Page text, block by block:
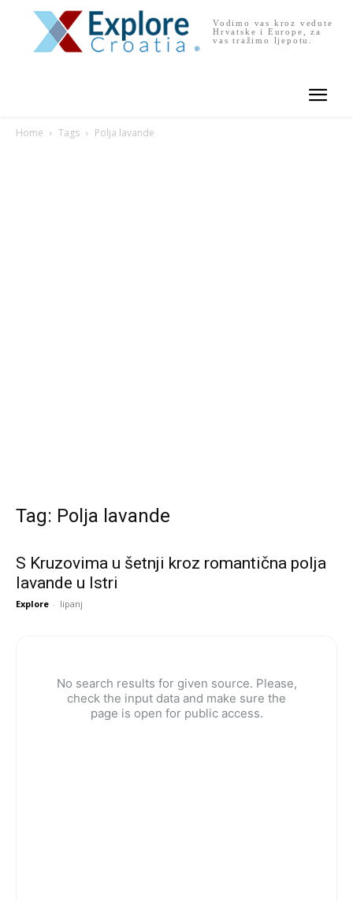
Vodimo vas kroz vedute
Hrvatske i Europe, za
vas tražimo ljepotu.
Home Tags Polja lavande
Tag: Polja lavande
S Kruzovima u šetnji kroz romantična polja
lavande u Istri
Explore - lipanj
No search results for given source. Please,
check the input data and make sure the
page is open for public access.